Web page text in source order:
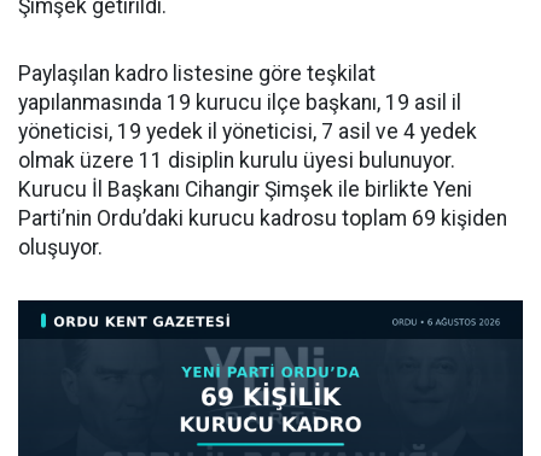
Şimşek getirildi.
Paylaşılan kadro listesine göre teşkilat
yapılanmasında 19 kurucu ilçe başkanı, 19 asil il
yöneticisi, 19 yedek il yöneticisi, 7 asil ve 4 yedek
olmak üzere 11 disiplin kurulu üyesi bulunuyor.
Kurucu İl Başkanı Cihangir Şimşek ile birlikte Yeni
Parti’nin Ordu’daki kurucu kadrosu toplam 69 kişiden
oluşuyor.